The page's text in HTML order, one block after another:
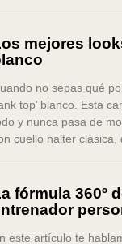
mejores
no sepas qué
top’ blanco. Esta
y nunca pasa de
cuello halter clásica,
fórmula 360º
este artículo te